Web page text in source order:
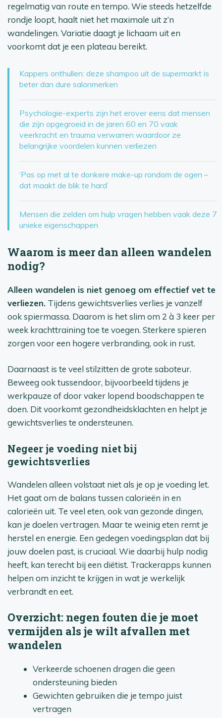
regelmatig van route en tempo. Wie steeds hetzelfde
rondje loopt, haalt niet het maximale uit z’n
wandelingen. Variatie daagt je lichaam uit en
voorkomt dat je een plateau bereikt.
Kappers onthullen: deze shampoo uit de supermarkt is
beter dan dure salonmerken
Psychologie-experts zijn het erover eens dat mensen
die zijn opgegroeid in de jaren 60 en 70 vaak
veerkracht en trauma verwarren waardoor ze
belangrijke voordelen kunnen verliezen
‘Pas op met al te donkere make-up rondom de ogen –
dat maakt de blik te hard’
Mensen die zelden om hulp vragen hebben vaak deze 7
unieke eigenschappen
Waarom is meer dan alleen wandelen
nodig?
Alleen wandelen is niet genoeg om effectief vet te
verliezen. Tijdens gewichtsverlies verlies je vanzelf
ook spiermassa. Daarom is het slim om 2 à 3 keer per
week krachttraining toe te voegen. Sterkere spieren
zorgen voor een hogere verbranding, ook in rust.
Daarnaast is te veel stilzitten de grote saboteur.
Beweeg ook tussendoor, bijvoorbeeld tijdens je
werkpauze of door vaker lopend boodschappen te
doen. Dit voorkomt gezondheidsklachten en helpt je
gewichtsverlies te ondersteunen.
Negeer je voeding niet bij
gewichtsverlies
Wandelen alleen volstaat niet als je op je voeding let.
Het gaat om de balans tussen calorieën in en
calorieën uit. Te veel eten, ook van gezonde dingen,
kan je doelen vertragen. Maar te weinig eten remt je
herstel en energie. Een gedegen voedingsplan dat bij
jouw doelen past, is cruciaal. Wie daarbij hulp nodig
heeft, kan terecht bij een diëtist. Trackerapps kunnen
helpen om inzicht te krijgen in wat je werkelijk
verbrandt en eet.
Overzicht: negen fouten die je moet
vermijden als je wilt afvallen met
wandelen
Verkeerde schoenen dragen die geen
ondersteuning bieden
Gewichten gebruiken die je tempo juist
vertragen